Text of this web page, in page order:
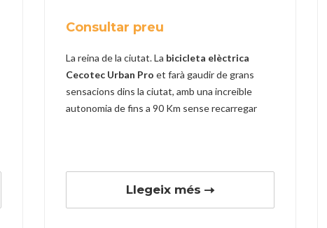
Consultar preu
La reina de la ciutat. La bicicleta elèctrica
Cecotec Urban Pro et farà gaudir de grans
sensacions dins la ciutat, amb una increible
autonomia de fins a 90 Km sense recarregar
Llegeix més